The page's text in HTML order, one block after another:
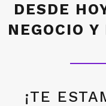
DESDE
NEGOCIO
¡TE